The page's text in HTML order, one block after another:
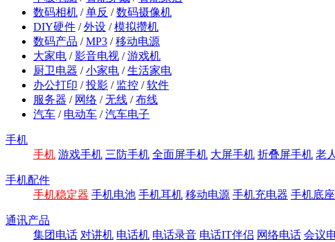
数码相机 /单反 /数码摄像机
DIY硬件 /外设 /模拟攒机
数码产品 /MP3 /移动电源
大家电 /影音电视 /游戏机
厨卫电器 /小家电 /生活家电
办公打印 /投影 / 监控 /软件
服务器 / 网络 /无线 /布线
汽车 / 电动车 /汽车电子
手机
手机 游戏手机 三防手机 全面屏手机 大屏手机 折叠屏手机 老
手机配件
手机稳定器 手机电池 手机耳机 移动电源 手机充电器 手机底座
通讯产品
集团电话 对讲机 电话机 电话录音 电话IT伴侣 网络电话 会议